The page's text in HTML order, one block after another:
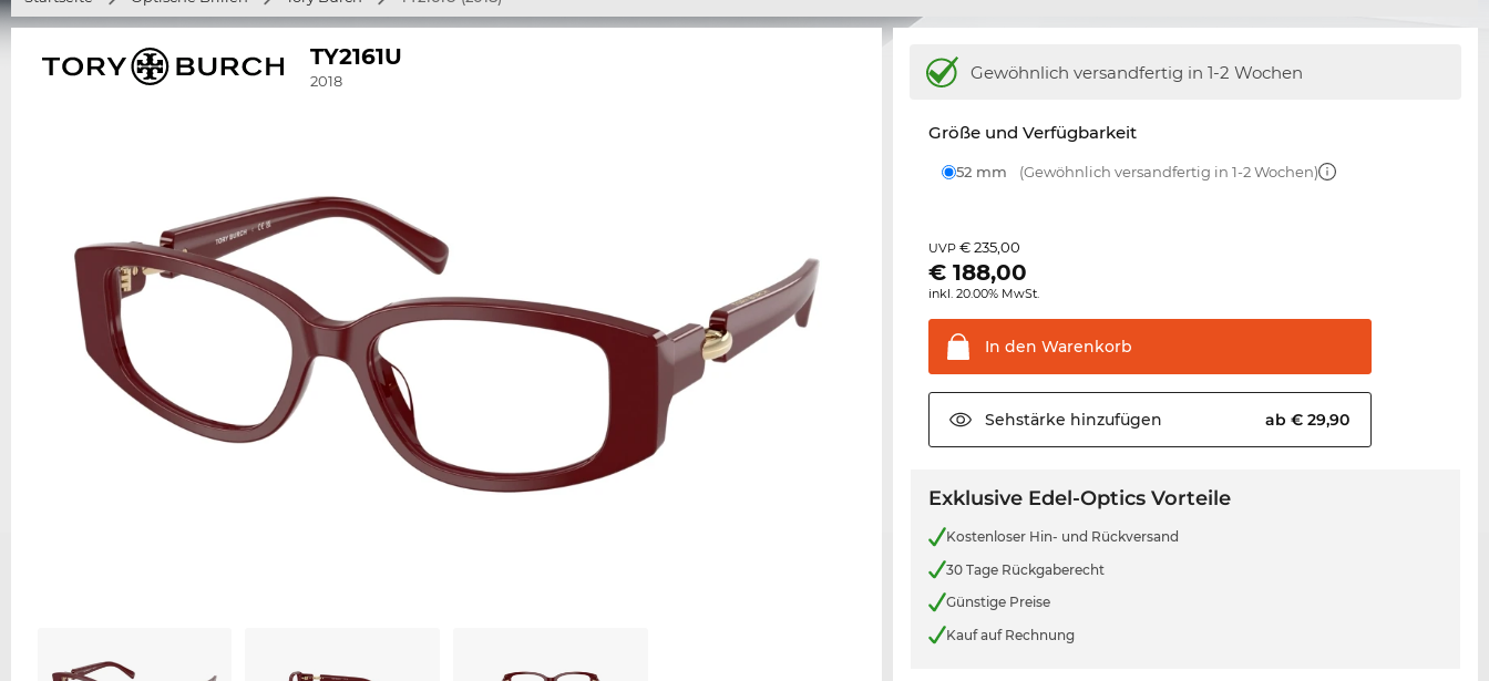
TY2161U
2018 Gewöhnlich versandfertig in 1-2 Wochen
Größe und Verfügbarkeit
52 mm (Gewöhnlich versandfertig in 1-2 Wochen)
UVP€ 235,00
€188,00
inkl. 20.00% MwSt.
In den Warenkorb
Sehstärke hinzufügen ab € 29,90
Exklusive Edel-Optics Vorteile
Kostenloser Hin- und Rückversand
30 Tage Rückgaberecht
Günstige Preise
Kauf auf Rechnung